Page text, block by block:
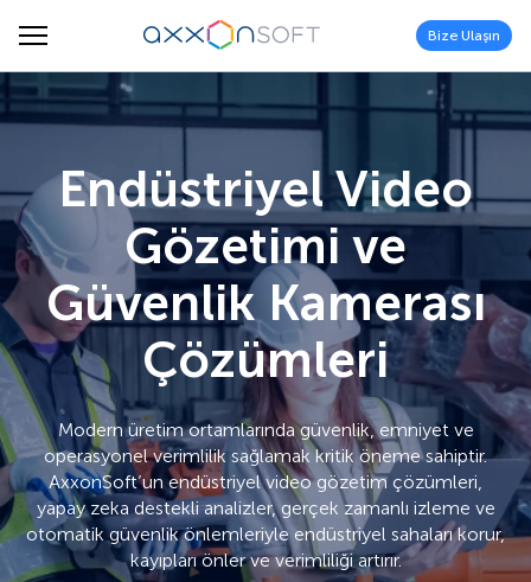
Bize Ulaşın
Endüstriyel Video
Gözetimi ve
Güvenlik Kamerası
Çözümleri
Modern üretim ortamlarında güvenlik, emniyet ve
operasyonel verimlilik sağlamak kritik öneme sahiptir.
AxxonSoft’un endüstriyel video gözetim çözümleri,
yapay zeka destekli analizler, gerçek zamanlı izleme ve
otomatik güvenlik önlemleriyle endüstriyel sahaları korur,
kayıpları önler ve verimliliği artırır.